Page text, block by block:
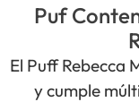
Puf
El Puff Rebecca
y cumple